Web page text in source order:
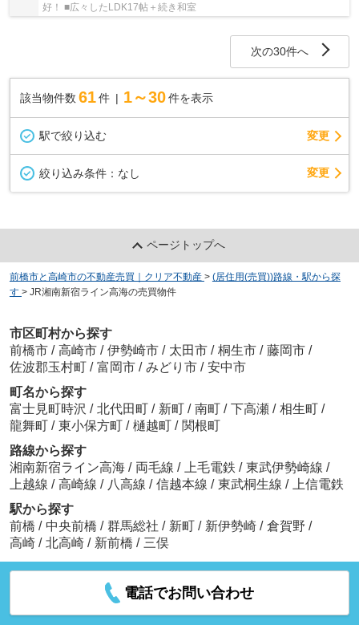
好！ ■広々したLDK17帖＋続き和室
次の30件へ
該当物件数 61件 1～30 件を表示
駅で絞り込む 変更
絞り込み条件： なし 変更
ページトップへ
前橋市と高崎市の不動産売買｜クリア不動産 > (居住用(売買))路線・駅から探
す > JR湘南新宿ライン高海の売買物件
市区町村から探す
前橋市 / 高崎市 / 伊勢崎市 / 太田市 / 桐生市 / 藤岡市 /
佐波郡玉村町 / 富岡市 / みどり市 / 安中市
町名から探す
富士見町時沢 / 北代田町 / 新町 / 南町 / 下高瀬 / 相生町 /
龍舞町 / 東小保方町 / 樋越町 / 関根町
路線から探す
湘南新宿ライン高海 / 両毛線 / 上毛電鉄 / 東武伊勢崎線 /
上越線 / 高崎線 / 八高線 / 信越本線 / 東武桐生線 /
上信電鉄
駅から探す
前橋 / 中央前橋 / 群馬総社 / 新町 / 新伊勢崎 / 倉賀野 /
高崎 / 北高崎 / 新前橋 / 三俣
電話でお問い合わせ